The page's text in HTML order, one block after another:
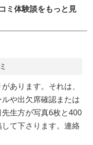
ミ体験談をもっと見
あります。それは、
や出欠席確認または
生方が写真6枚と400
て下さります。連絡